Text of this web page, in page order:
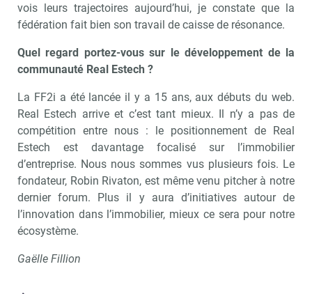
vois leurs trajectoires aujourd’hui, je constate que la
fédération fait bien son travail de caisse de résonance.
Quel regard portez-vous sur le développement de la
communauté Real Estech ?
La FF2i a été lancée il y a 15 ans, aux débuts du web.
Real Estech arrive et c’est tant mieux. Il n’y a pas de
compétition entre nous : le positionnement de Real
Estech est davantage focalisé sur l’immobilier
d’entreprise. Nous nous sommes vus plusieurs fois. Le
fondateur, Robin Rivaton, est même venu pitcher à notre
dernier forum. Plus il y aura d’initiatives autour de
l’innovation dans l’immobilier, mieux ce sera pour notre
écosystème.
Gaëlle Fillion